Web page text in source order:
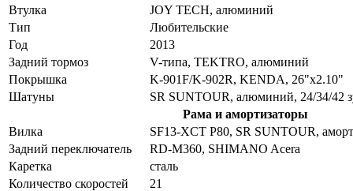
Bтулка
JOY TECH, алюминий
Tип
Любительские
Год
2013
Задний тормоз
V-типа, TEKTRO, алюминий
Покрышка
K-901F/K-902R, KENDA, 26"x2.10"
Шатуны
SR SUNTOUR, алюминий, 24/34/42
Рама и амортизаторы
Вилка
SF13-XCT P80, SR SUNTOUR,
Задний переключатель
RD-M360, SHIMANO Acera
Каретка
сталь
Количество скоростей
21